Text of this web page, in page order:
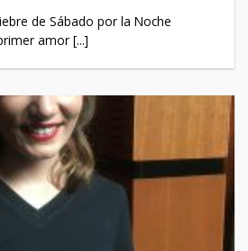
de Sábado por la Noche
amor [...]